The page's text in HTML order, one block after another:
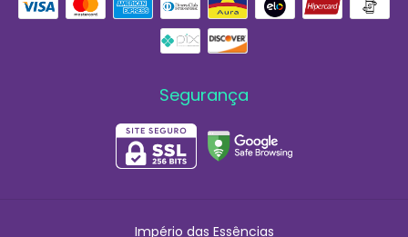
Segurança
Império das Essências